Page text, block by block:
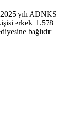
yılı ADNKS
erkek, 1.578
bağlıdır